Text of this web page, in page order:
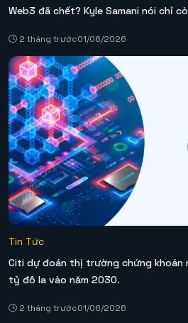
Web3 đã chết? Kyle Samani nói chỉ
2 tháng trước01/06/2026
Tin Tức
Citi dự đoán thị trường chứng khoán
tỷ đô la vào năm 2030.
2 tháng trước01/06/2026